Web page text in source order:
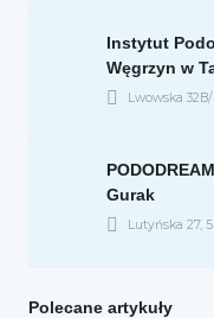
Instytut
Węgrzyn w
Lwowska 32B/
Gurak
Lutyńska 27,
Polecane artykuły